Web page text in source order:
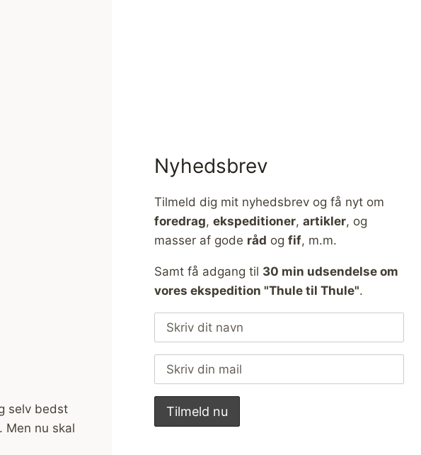
selv bedst
Men nu skal
Nyhedsbrev
Tilmeld dig mit nyhedsbrev og få nyt om
foredrag, ekspeditioner, artikler, og
masser af gode råd og fif, m.m.
Samt få adgang til 30 min udsendelse om
vores ekspedition "Thule til Thule".